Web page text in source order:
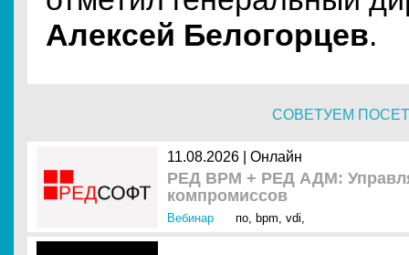
Алексей Белогорцев.
СОВЕТУЕМ
11.08.2026 | Онлайн
РЕД ВРМ + РЕД АДМ:
компромиссов
Вебинар по, bpm, vdi,